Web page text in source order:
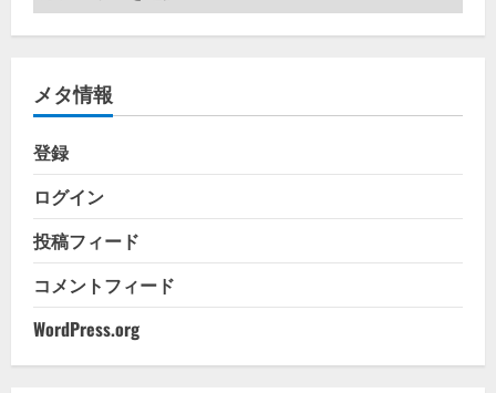
テ
ゴ
ー
メタ情報
登録
ログイン
投稿フィード
コメントフィード
WordPress.org